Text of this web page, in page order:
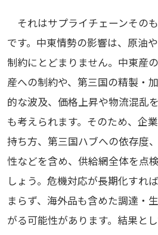
それはサプライチェーンその
です。中東情勢の影響は、原油
制約にとどまりません。中東産
産への制約や、第三国の精製・
的な波及、価格上昇や物流混乱
も考えられます。そのため、企
持ち方、第三国ハブへの依存度
性などを含め、供給網全体を点
しょう。危機対応が長期化すれ
まらず、海外品も含めた調達・
がる可能性があります。結果と